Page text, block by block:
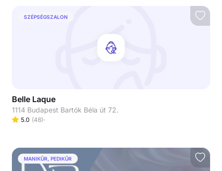
SZÉPSÉGSZALON
Belle Laque
1114 Budapest Bartók Béla út 72.
5.0 (48)
MANIKŰR, PEDIKŰR